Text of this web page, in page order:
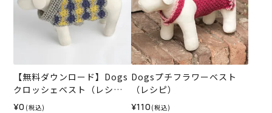
【無料ダウンロード】Dogs
クロッシェベスト（レシ
ピ）
¥0 (税込)
Dogsプチフラワーベスト
（レシピ）
¥110 (税込)